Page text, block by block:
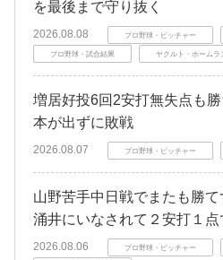
を最後まで守り抜く
2026.08.08 プロ野球・ピッチャー
プロ野球・試合結果 ヤクルト・ホームラ
増居好投6回2安打無失点も
本が出ずに敗戦
2026.08.07 プロ野球・ピッチャー
山野苦手中日戦でまたも勝
涌井にいなされて２安打１点
2026.08.06 プロ野球・ピッチャー